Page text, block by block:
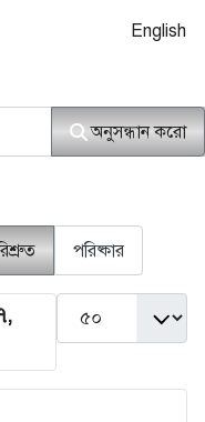
আপনার ভাষা
English
অনুসন্ধান করো
পরিষ্কার